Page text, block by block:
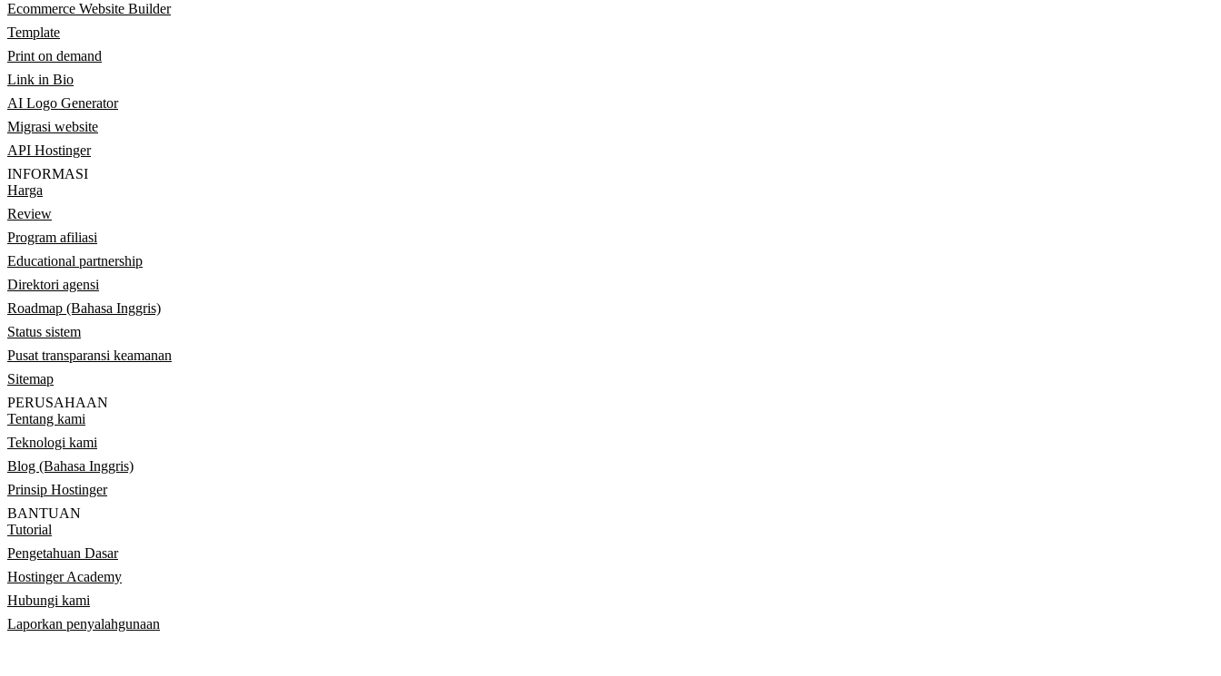
Ecommerce Website Builder
Template
Print on demand
Link in Bio
AI Logo Generator
Migrasi website
API Hostinger
INFORMASI
Harga
Review
Program afiliasi
Educational partnership
Direktori agensi
Roadmap (Bahasa Inggris)
Status sistem
Pusat transparansi keamanan
Sitemap
PERUSAHAAN
Tentang kami
Teknologi kami
Blog (Bahasa Inggris)
Prinsip Hostinger
BANTUAN
Tutorial
Pengetahuan Dasar
Hostinger Academy
Hubungi kami
Laporkan penyalahgunaan